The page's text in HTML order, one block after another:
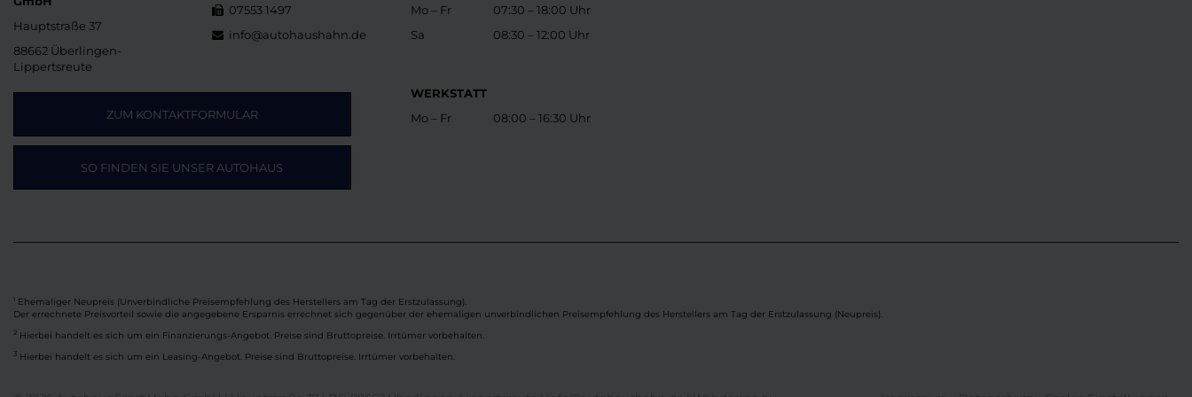
Hauptstraße 37
88662 Überlingen-
Lippertsreute
07553 1497
info@autohaushahn.de
ZUM KONTAKTFORMULAR
SO FINDEN SIE UNSER AUTOHAUS
Mo – Fr
Sa
07:30 – 18:00 Uhr
08:30 – 12:00 Uhr
WERKSTATT
Mo – Fr
08:00 – 16:30 Uhr
Ehemaliger Neupreis (Unverbindliche Preisempfehlung des Herstellers am Tag der Erstzulassung).
Der errechnete Preisvorteil sowie die angegebene Ersparnis errechnet sich gegenüber der ehemaligen unverbindlichen Preisempfehlung des Herstellers am Tag der Erstzulassung (Neupreis).
2 Hierbei handelt es sich um ein Finanzierungs-Angebot. Preise sind Bruttopreise. Irrtümer vorbehalten.
3 Hierbei handelt es sich um ein Leasing-Angebot. Preise sind Bruttopreise. Irrtümer vorbehalten.